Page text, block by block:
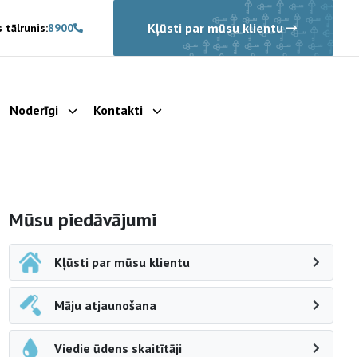
tālrunis:8900 Kļūsti par mūsu klientu
apakšizvēlni
Noderīgi Parādīt apakšizvēlni
Kontakti Parādīt apakšizvēlni
Sāna navigācija
Mūsu piedāvājumi
Kļūsti par mūsu klientu
Māju atjaunošana
Viedie ūdens skaitītāji